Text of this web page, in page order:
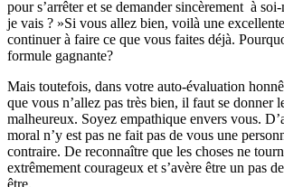
pour s’arrêter et se demander sincèrement à
je vais ? »Si vous allez bien, voilà une
continuer à faire ce que vous faites déjà.
formule gagnante?
Mais toutefois, dans votre auto-évaluation
que vous n’allez pas très bien, il faut se donner
malheureux. Soyez empathique envers vous.
moral n’y est pas ne fait pas de vous une
contraire. De reconnaître que les choses ne
extrêmement courageux et s’avère être un pas
être.